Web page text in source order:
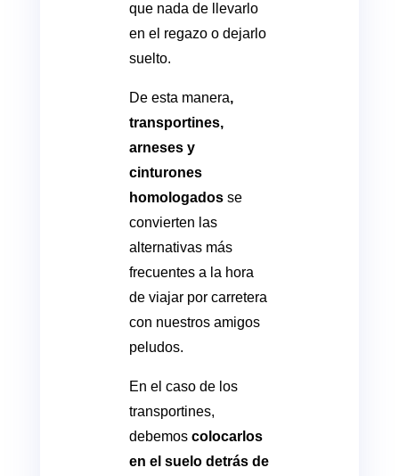
que nada de llevarlo
en el regazo o dejarlo
suelto.
De esta manera,
transportines,
arneses y
cinturones
homologados se
convierten las
alternativas más
frecuentes a la hora
de viajar por carretera
con nuestros amigos
peludos.
En el caso de los
transportines,
debemos colocarlos
en el suelo detrás de